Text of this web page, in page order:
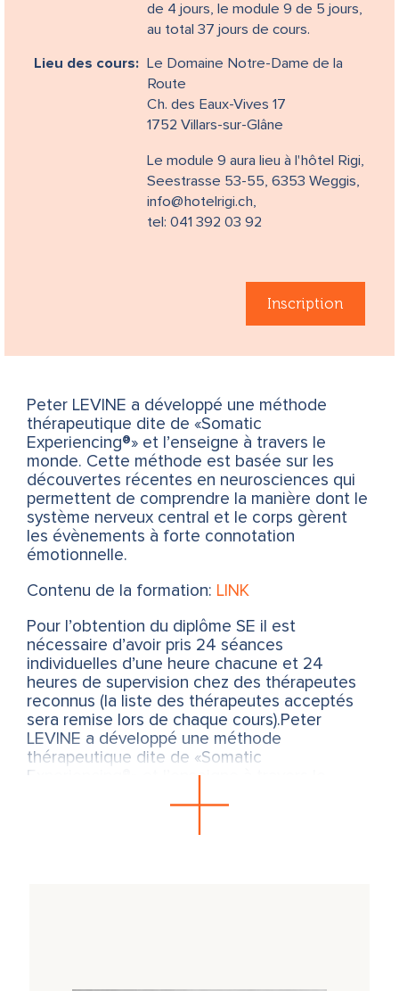
de 4 jours, le module 9 de 5 jours,
au total 37 jours de cours.
Lieu des cours:
Le Domaine Notre-Dame de la
Route
Ch. des Eaux-Vives 17
1752 Villars-sur-Glâne
Le module 9 aura lieu à l'hôtel Rigi,
Seestrasse 53-55, 6353 Weggis,
info@hotelrigi.ch,
tel: 041 392 03 92
Inscription
Peter LEVINE a développé une méthode
thérapeutique dite de «Somatic
Experiencing®» et l’enseigne à travers le
monde. Cette méthode est basée sur les
découvertes récentes en neurosciences qui
permettent de comprendre la manière dont le
système nerveux central et le corps gèrent
les évènements à forte connotation
émotionnelle.
Contenu de la formation: LINK
Pour l’obtention du diplôme SE il est
nécessaire d’avoir pris 24 séances
individuelles d’une heure chacune et 24
heures de supervision chez des thérapeutes
reconnus (la liste des thérapeutes acceptés
sera remise lors de chaque cours).Peter
LEVINE a développé une méthode
thérapeutique dite de «Somatic
Experiencing®» et l’enseigne à travers le
permettent de comprendre la manière dont le